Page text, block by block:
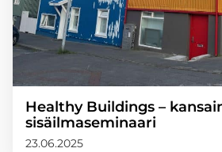
Healthy Buildings –
sisäilmaseminaari
23.06.2025